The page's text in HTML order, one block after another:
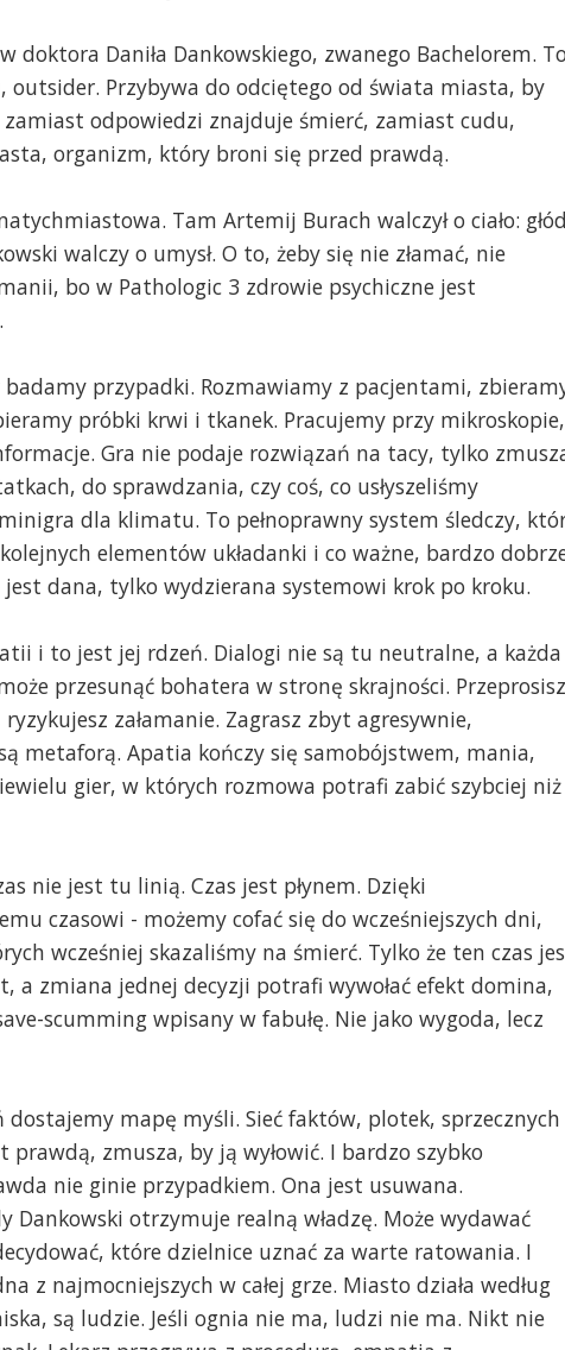
doktora Daniła Dankowskiego, zwanego Bachelorem. To
outsider. Przybywa do odciętego od świata miasta, by
odpowiedzi znajduje śmierć, zamiast cudu,
organizm, który broni się przed prawdą.
Tam Artemij Burach walczył o ciało:
walczy o umysł. O to, żeby się nie złamać, nie
bo w Pathologic 3 zdrowie psychiczne jest
badamy przypadki. Rozmawiamy z pacjentami,
próbki krwi i tkanek. Pracujemy przy mikroskopie,
Gra nie podaje rozwiązań na tacy, tylko
do sprawdzania, czy coś, co usłyszeliśmy
dla klimatu. To pełnoprawny system śledczy,
elementów układanki i co ważne, bardzo
dana, tylko wydzierana systemowi krok po kroku.
i to jest jej rdzeń. Dialogi nie są tu neutralne, a każda
przesunąć bohatera w stronę skrajności.
załamanie. Zagrasz zbyt agresywnie,
metaforą. Apatia kończy się samobójstwem, mania,
gier, w których rozmowa potrafi zabić szybciej niż
nie jest tu linią. Czas jest płynem. Dzięki
czasowi - możemy cofać się do wcześniejszych dni,
wcześniej skazaliśmy na śmierć. Tylko że ten czas
a zmiana jednej decyzji potrafi wywołać efekt domina,
scumming wpisany w fabułę. Nie jako wygoda, lecz
mapę myśli. Sieć faktów, plotek, sprzecznych
prawdą, zmusza, by ją wyłowić. I bardzo szybko
nie ginie przypadkiem. Ona jest usuwana.
otrzymuje realną władzę. Może wydawać
które dzielnice uznać za warte ratowania. I
z najmocniejszych w całej grze. Miasto działa według
są ludzie. Jeśli ognia nie ma, ludzi nie ma. Nikt nie